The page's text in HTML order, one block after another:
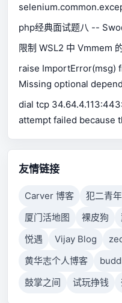
php经典面试题八 --
限制 WSL2 中 Vmmem
raise ImportError(msg)
Missing optional
for Excel support Use
dial tcp
attempt failed because
connection failed
to respond.
友情链接
Carver 博客 犯二青
厦门活地图
裸皮狗
悦遇
Vijay Blog
黄华志个人博客
鼓掌之间
试玩挣钱